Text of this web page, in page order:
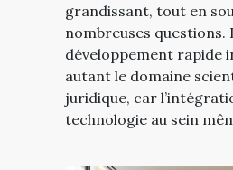
grandissant, tout en
nombreuses questions.
développement rapide
autant le domaine
juridique, car
technologie au sein